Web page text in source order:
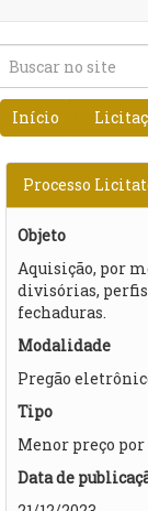
Início
Processo
Objeto
Aquisição, por
divisórias,
fechaduras.
Modalidade
Pregão
Tipo
Menor preço
Data de